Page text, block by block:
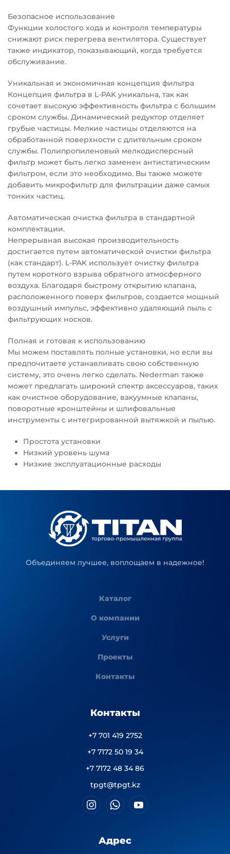
Безопасное использование
Функции холостого хода и контроля температуры
снижают риск перегрева вентилятора. Существует
также индикатор, показывающий, когда требуется
обслуживание.
Уникальная и экономичная концепция фильтра
Концепция фильтра в L-PAK уникальна, так как
сочетает высокую эффективность фильтра с большим
сроком службы. Динамический редуктор отделяет
грубые частицы. Мелкие частицы отделяются на
обработанной поверхности с длительным сроком
службы. Полипропиленовый мелкодисперсный
фильтр может быть легко заменен антистатическим
фильтром, если это необходимо. Вы также можете
добавить микрофильтр для фильтрации даже самых
тонких частиц.
Автоматическая очистка фильтра в стандартной
комплектации.
Непрерывная высокая производительность
достигается путем автоматической очистки фильтра
(как стандарт). L-PAK использует очистку фильтра
путем короткого взрыва обратного атмосферного
воздуха. Благодаря быстрому открытию клапана,
расположенного поверх фильтров, создается мощный
воздушный импульс, эффективно удаляющий пыль с
фильтрующих носков.
Полная и готовая к использованию
Мы можем поставлять полные установки, но если вы
предпочитаете устанавливать свою собственную
систему, это очень легко сделать. Nederman также
может предлагать широкий спектр аксессуаров, таких
как очистное оборудование, вакуумные клапаны,
поворотные кронштейны и шлифовальные
инструменты с интегрированной вытяжкой и пылью.
Простота установки
Низкий уровень шума
Низкие эксплуатационные расходы
Объединяем лучшее, воплощаем в надежное!
Каталог
О компании
Услуги
Проекты
Контакты
Контакты
+7 701 419 2752
+7 7172 50 19 34
+7 7172 48 34 86
tpgt@tpgt.kz
Адрес